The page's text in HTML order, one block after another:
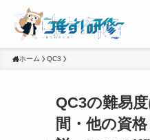
ホーム QC3
QC3の難易
間・他の資